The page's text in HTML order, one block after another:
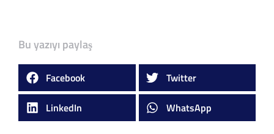
Bu yazıyı paylaş
Facebook Twitter
LinkedIn WhatsApp